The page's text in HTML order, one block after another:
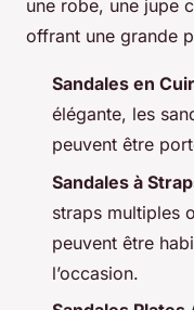
une robe, une jupe
offrant une grande
Sandales en Cuir
élégante, les
peuvent être
Sandales à
straps multiples
peuvent être
l’occasion.